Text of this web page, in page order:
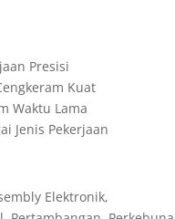
Presisi
Kuat
Waktu Lama
Jenis Pekerjaan
Elektronik,